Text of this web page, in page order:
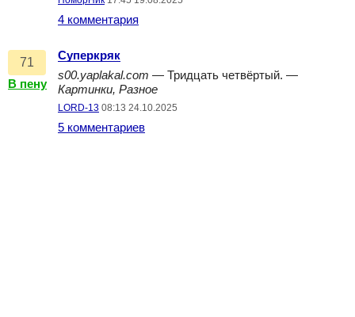
4 комментария
71
В пену
Суперкряк
s00.yaplakal.com — Тридцать четвёртый. —
Картинки, Разное
LORD-13 08:13 24.10.2025
5 комментариев